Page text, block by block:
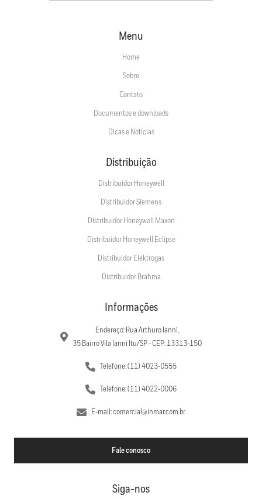
Menu
Home
Sobre
Contato
Documentos e downloads
Dicas e Notícias
Distribuição
Distribuidor Honeywell
Distribuidor Siemens
Distribuidor Honeywell Maxon
Distribuidor Honeywell Eclipse
Distribuidor Elektrogas
Distribuidor Brahma
Informações
Endereço: Rua Arthuro Ianni,
35 Bairro Vila Ianni Itu/SP - CEP: 13313-150
Telefone: (11) 4023-0555
Telefone: (11) 4022-0006
E-mail: comercial@inmar.com.br
Fale conosco
Siga-nos